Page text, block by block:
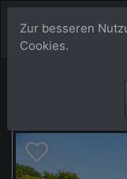
Zur besseren
Cookies.